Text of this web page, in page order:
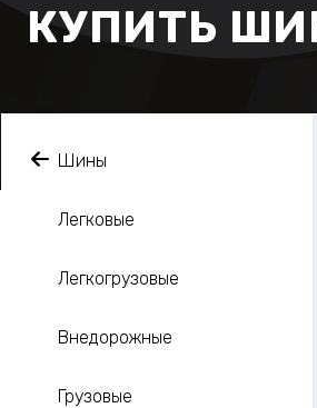
КУПИТЬ
Шины
Легковые
Легкогрузовые
Внедорожные
Грузовые